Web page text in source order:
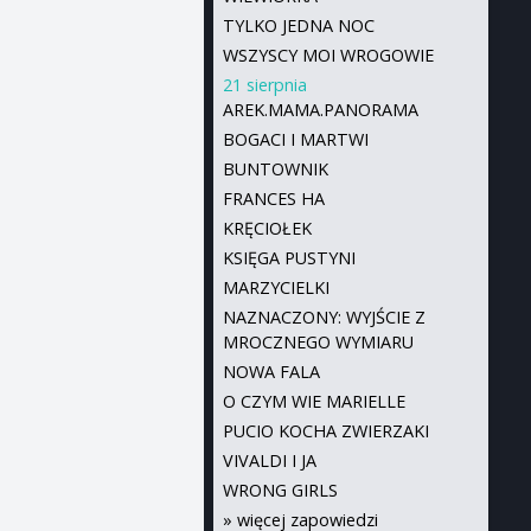
TYLKO JEDNA NOC
WSZYSCY MOI WROGOWIE
21 sierpnia
AREK.MAMA.PANORAMA
BOGACI I MARTWI
BUNTOWNIK
FRANCES HA
KRĘCIOŁEK
KSIĘGA PUSTYNI
MARZYCIELKI
NAZNACZONY: WYJŚCIE Z
MROCZNEGO WYMIARU
NOWA FALA
O CZYM WIE MARIELLE
PUCIO KOCHA ZWIERZAKI
VIVALDI I JA
WRONG GIRLS
» więcej zapowiedzi